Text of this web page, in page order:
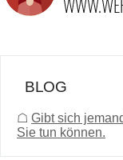
BLOG
☖ Gibt sich
Sie tun können.